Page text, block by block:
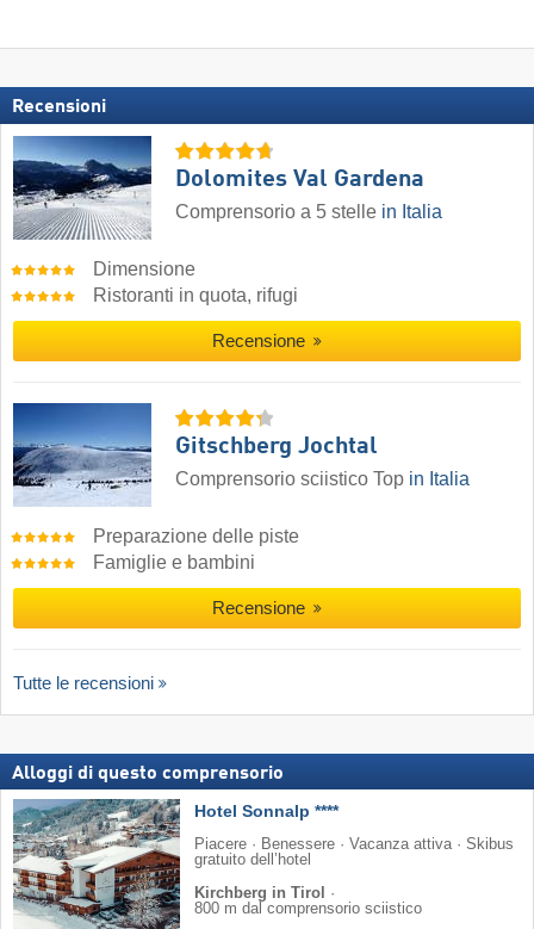
Recensioni
Dolomites Val Gardena
Comprensorio a 5 stelle in Italia
Dimensione
Ristoranti in quota, rifugi
Recensione
Gitschberg Jochtal
Comprensorio sciistico Top in Italia
Preparazione delle piste
Famiglie e bambini
Recensione
Tutte le recensioni
Alloggi di questo comprensorio
Hotel Sonnalp ****
Piacere · Benessere · Vacanza attiva · Skibus
gratuito dell’hotel
Kirchberg in Tirol
·
800 m dal comprensorio sciistico